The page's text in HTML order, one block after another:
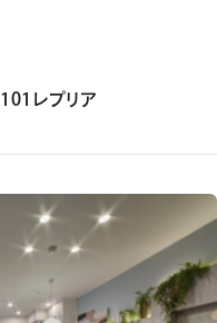
101レプリア